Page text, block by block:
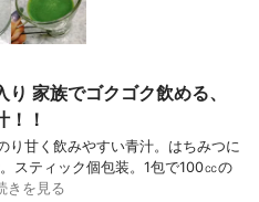
り 家族でゴクゴク飲める、
！！
り甘く飲みやすい青汁。はちみつに
スティック個包装。1包で100㏄の
きを見る